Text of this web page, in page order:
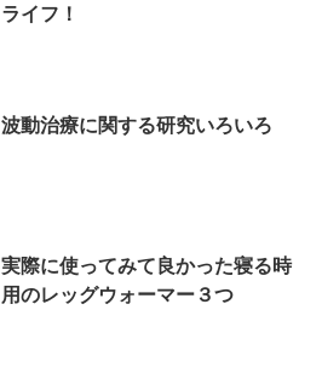
ライフ！
波動治療に関する研究いろいろ
実際に使ってみて良かった寝る時
用のレッグウォーマー３つ